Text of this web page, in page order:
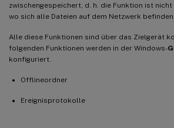
zwischengespeichert, d. h. die Funktion ist nicht
wo sich alle Dateien auf dem Netzwerk befinden.
Alle diese Funktionen sind über das Zielgerät
folgenden Funktionen werden in der Windows-
konfiguriert.
Offlineordner
Ereignisprotokolle